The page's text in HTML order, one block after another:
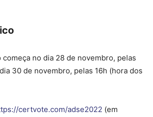
no dia 28 de novembro, pelas
30 de novembro, pelas 16h (hora dos
certvote.com/adse2022 (em